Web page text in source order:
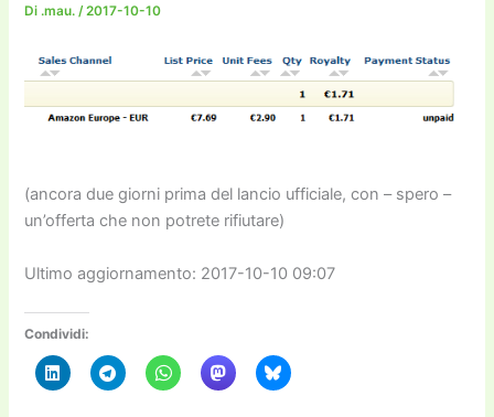
Di .mau./2017-10-10
(ancora due giorni prima del lancio ufficiale, con – spero –
un’offerta che non potrete rifiutare)
Ultimo aggiornamento: 2017-10-10 09:07
Condividi: